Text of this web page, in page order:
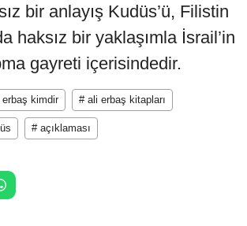
bir anlayış Kudüs’ü, Filistin
haksız bir yaklaşımla İsrail’in
gayreti içerisindedir.
kimdir # ali erbaş kitapları
# açıklaması